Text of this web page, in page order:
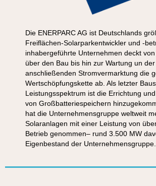
Die ENERPARC AG ist Deutschlands
Freiflächen-Solarparkentwickler und -
inhabergeführte Unternehmen deckt
über den Bau bis hin zur Wartung un der
anschließenden Stromvermarktung die
Wertschöpfungskette ab. Als letzter
Leistungsspektrum ist die Errichtung
von Großbatteriespeichern
hat die Unternehmensgruppe weltweit
Solaranlagen mit einer Leistung von
Betrieb genommen– rund 3.500 MW
Eigenbestand der Unternehmensgruppe.